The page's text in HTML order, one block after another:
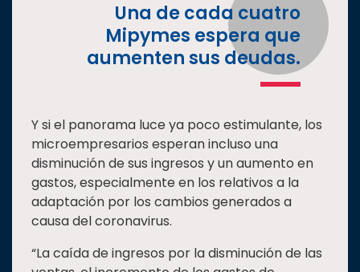
Una de cada cuatro
Mipymes espera que
aumenten sus deudas.
Y si el panorama luce ya poco estimulante, los
microempresarios esperan incluso una
disminución de sus ingresos y un aumento en
gastos, especialmente en los relativos a la
adaptación por los cambios generados a
causa del coronavirus.
“La caída de ingresos por la disminución de las